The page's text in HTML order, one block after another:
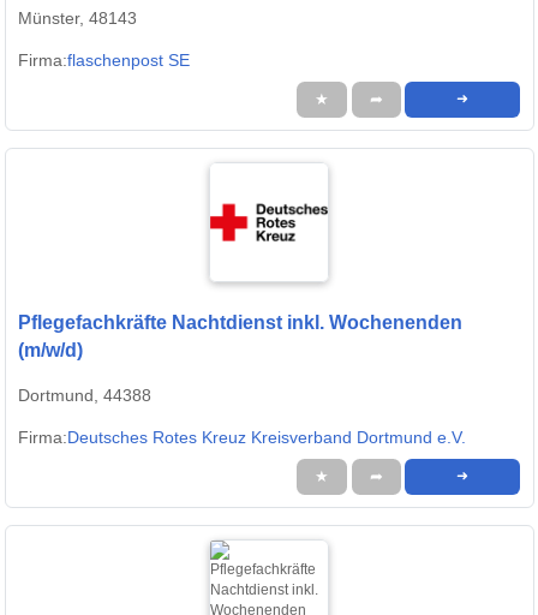
Münster, 48143
Firma:flaschenpost SE
★ ➦ ➜
Pflegefachkräfte Nachtdienst inkl. Wochenenden
(m/w/d)
Dortmund, 44388
Firma:Deutsches Rotes Kreuz Kreisverband Dortmund e.V.
★ ➦ ➜